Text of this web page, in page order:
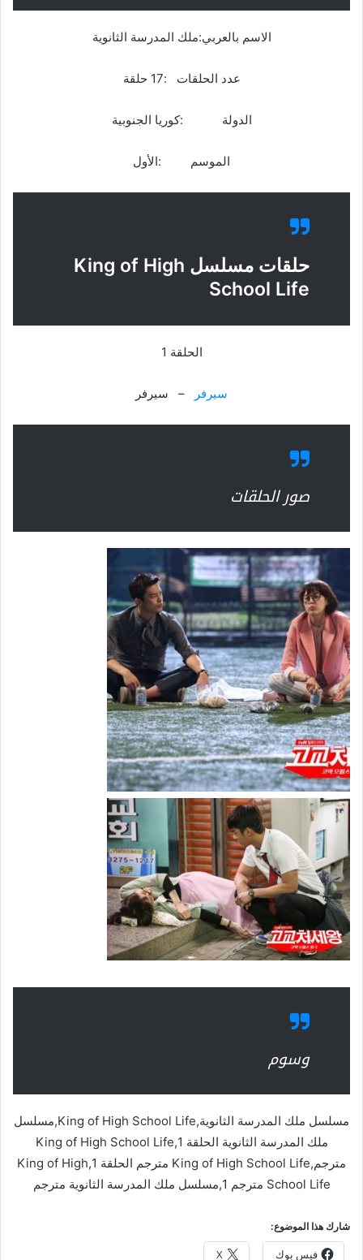
الاسم بالعربي:ملك المدرسة الثانوية
عدد الحلقات :17 حلقة
الدولة :كوريا الجنوبية
الموسم :الأول
حلقات مسلسل King of High
School Life
الحلقة 1
سيرفر – سيرفر
صور الحلقات
وسوم
مسلسل ملك المدرسة الثانوية,King of High School Life,مسلسل
ملك المدرسة الثانوية الحلقة 1,King of High School Life
مترجم,King of High School Life مترجم الحلقة 1,King of High
School Life مترجم 1,مسلسل ملك المدرسة الثانوية مترجم
شارك هذا الموضوع:
فيس بوك X